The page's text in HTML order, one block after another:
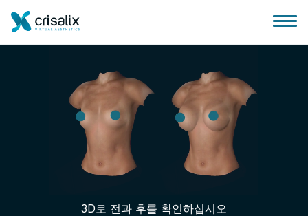
3D 비즈니스 플랫폼
3D로 전과 후를 확인하십시오